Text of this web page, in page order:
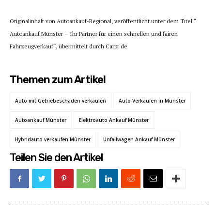
Originalinhalt von Autoankauf-Regional, veröffentlicht unter dem Titel “
Autoankauf Münster – Ihr Partner für einen schnellen und fairen
Fahrzeugverkauf“, übermittelt durch Carpr.de
Themen zum Artikel
Auto mit Getriebeschaden verkaufen Auto Verkaufen in Münster
Autoankauf Münster Elektroauto Ankauf Münster
Hybridauto verkaufen Münster Unfallwagen Ankauf Münster
Teilen Sie den Artikel